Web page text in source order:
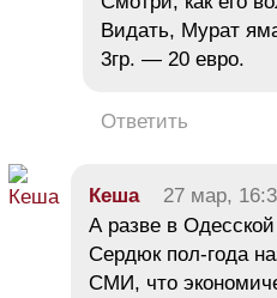
Видать, Мурат
3гр. — 20 евро.
Ответить
Кеша 27 мар,
А разве в
Сердюк пол-года
СМИ, что